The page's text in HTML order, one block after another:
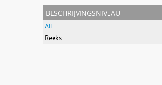
beschrijvingsniveau
All
Reeks